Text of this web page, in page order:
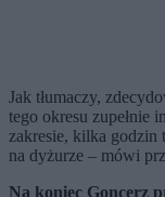
Jak tłumaczy,
tego okresu zupełnie
zakresie, kilka
na dyżurze – mówi
Na koniec Goncerz